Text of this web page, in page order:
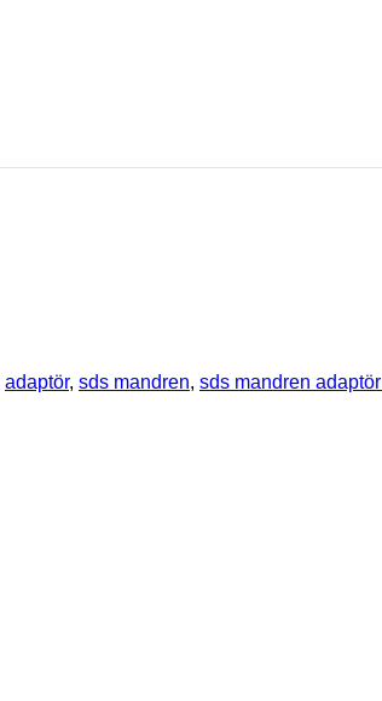
adaptör, sds mandren, sds mandren